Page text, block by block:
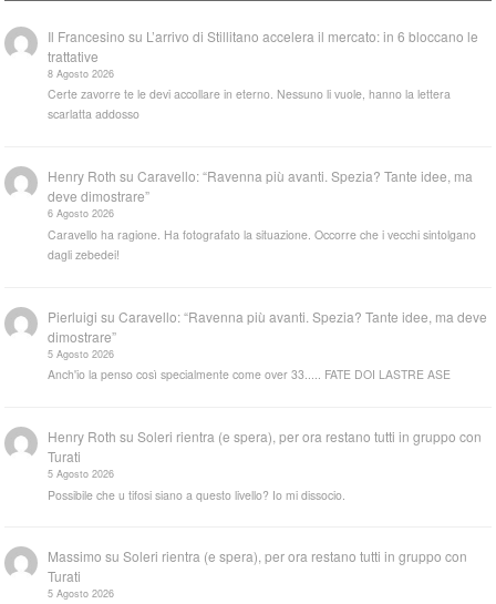
Il Francesino su L’arrivo di Stillitano accelera il mercato: in 6 bloccano le
trattative
8 Agosto 2026
Certe zavorre te le devi accollare in eterno. Nessuno li vuole, hanno la lettera
scarlatta addosso
Henry Roth suCaravello: “Ravenna più avanti. Spezia? Tante idee, ma
deve dimostrare”
6 Agosto 2026
Caravello ha ragione. Ha fotografato la situazione. Occorre che i vecchi sintolgano
dagli zebedei!
Pierluigi suCaravello: “Ravenna più avanti. Spezia? Tante idee, ma deve
dimostrare”
5 Agosto 2026
Anch'io la penso così specialmente come over 33..... FATE DOI LASTRE ASE
Henry Roth suSoleri rientra (e spera), per ora restano tutti in gruppo con
Turati
5 Agosto 2026
Possibile che u tifosi siano a questo livello? Io mi dissocio.
Massimo suSoleri rientra (e spera), per ora restano tutti in gruppo con
Turati
5 Agosto 2026